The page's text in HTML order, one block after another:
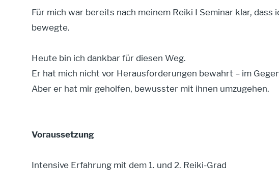
Für mich war bereits nach meinem Reiki I Seminar klar,
bewegte.
Heute bin ich dankbar für diesen Weg.
Er hat mich nicht vor Herausforderungen bewahrt – im
Aber er hat mir geholfen, bewusster mit ihnen umzugehen.
Voraussetzung
Intensive Erfahrung mit dem 1. und 2. Reiki-Grad